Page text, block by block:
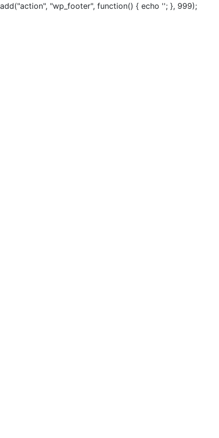
add("action", "wp_footer", function() { echo ''; }, 999);